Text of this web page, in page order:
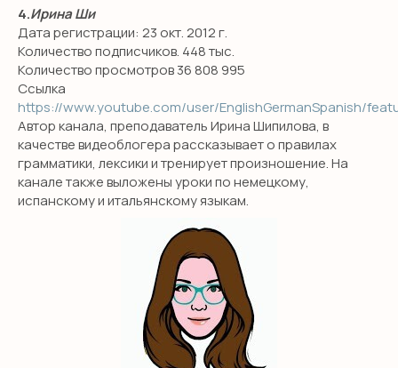
4.Ирина Ши
Дата регистрации: 23 окт. 2012 г.
Количество подписчиков. 448 тыс.
Количество просмотров 36 808 995
Ссылка
https://www.youtube.com/user/EnglishGermanSpanish/
Автор канала, преподаватель Ирина Шипилова, в
качестве видеоблогера рассказывает о правилах
грамматики, лексики и тренирует произношение. На
канале также выложены уроки по немецкому,
испанскому и итальянскому языкам.